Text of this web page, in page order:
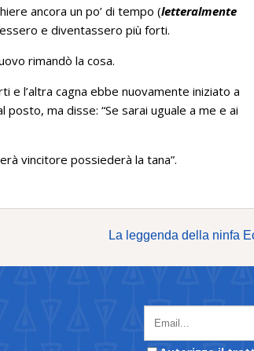
ancora un po’ di tempo (letteralmente
e diventassero più forti.
rimandò la cosa.
e l’altra cagna ebbe nuovamente iniziato a
ma disse: “Se sarai uguale a me e ai
vincitore possiederà la tana”.
La leggenda della ninfa